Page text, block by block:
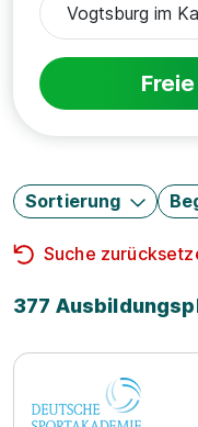
Sortierung
Suche
377